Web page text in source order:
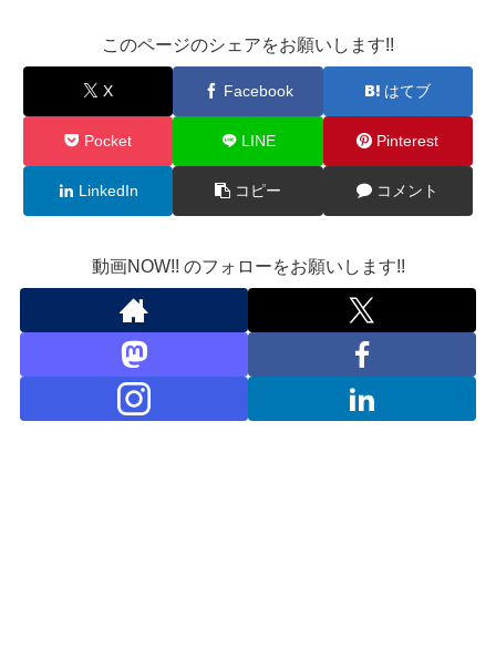
このページのシェアをお願いします!!
X Facebook はてブ
Pocket LINE Pinterest
LinkedIn コピー コメント
動画NOW!! のフォローをお願いします!!